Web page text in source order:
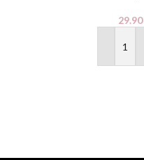
29.90
הוספה לסל